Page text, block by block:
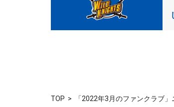
TOP 「2022年3月のファンクラブ